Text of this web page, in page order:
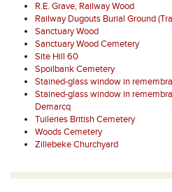
R.E. Grave, Railway Wood
Railway Dugouts Burial Ground
Sanctuary Wood
Sanctuary Wood Cemetery
Site Hill 60
Spoilbank Cemetery
Stained-glass window in
Stained-glass window in
Demarcq
Tuileries British Cemetery
Woods Cemetery
Zillebeke Churchyard